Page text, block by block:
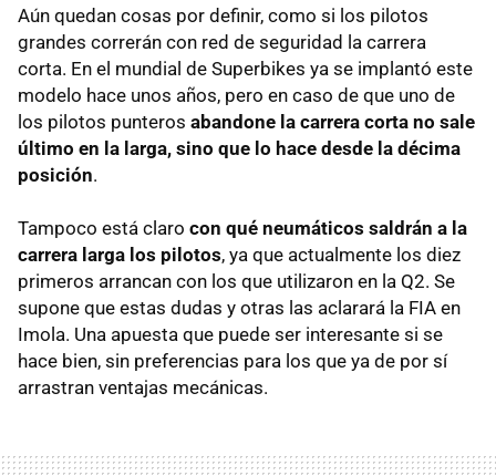
Aún quedan cosas por definir, como si los pilotos
grandes correrán con red de seguridad la carrera
corta. En el mundial de Superbikes ya se implantó este
modelo hace unos años, pero en caso de que uno de
los pilotos punteros abandone la carrera corta no sale
último en la larga, sino que lo hace desde la décima
posición.
Tampoco está claro con qué neumáticos saldrán a la
carrera larga los pilotos, ya que actualmente los diez
primeros arrancan con los que utilizaron en la Q2. Se
supone que estas dudas y otras las aclarará la FIA en
Imola. Una apuesta que puede ser interesante si se
hace bien, sin preferencias para los que ya de por sí
arrastran ventajas mecánicas.